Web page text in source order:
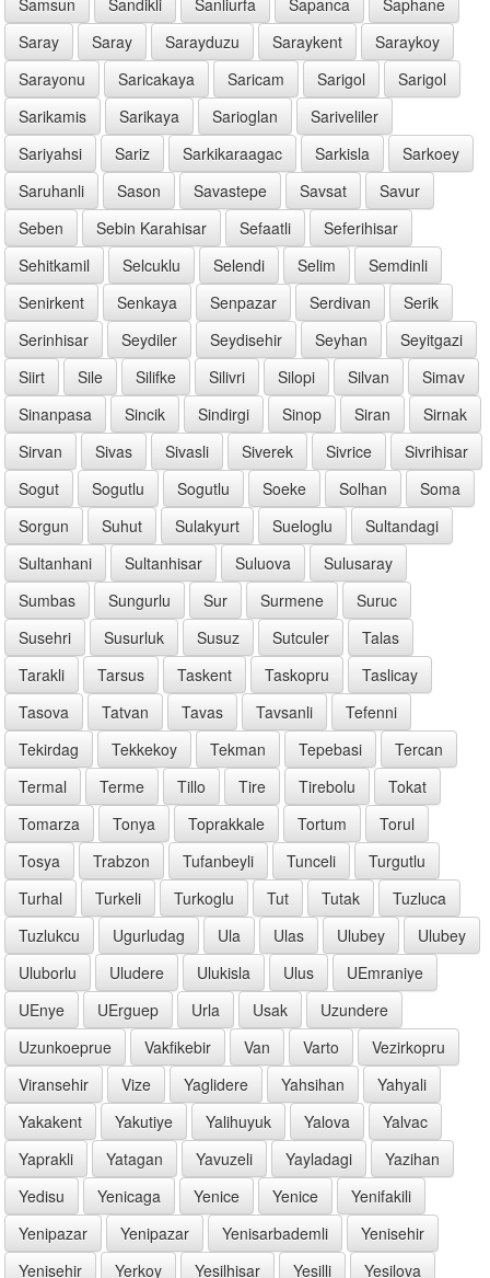
Saray
Saray Sarayduzu Saraykent
Saraykoy
Sarayonu
Saricakaya Saricam Sarigol
Sarigol
Sarikamis
Sarikaya Sarioglan
Sariveliler
Sariyahsi
Sariz Sarkikaraagac Sarkisla
Sarkoey
Saruhanli
Sason Savastepe Savsat
Savur
Seben
Sebin Karahisar Sefaatli
Seferihisar
Sehitkamil
Selcuklu Selendi Selim
Semdinli
Senirkent
Senkaya Senpazar Serdivan
Serik
Serinhisar
Seydiler Seydisehir Seyhan
Seyitgazi
Siirt
Sile Silifke Silivri Silopi Silvan
Simav
Sinanpasa
Sincik Sindirgi Sinop Siran
Sirnak
Sirvan
Sivas Sivasli Siverek Sivrice
Sivrihisar
Sogut
Sogutlu Sogutlu Soeke Solhan
Soma
Sorgun
Suhut Sulakyurt Sueloglu
Sultandagi
Sultanhani
Sultanhisar Suluova
Sulusaray
Sumbas
Sungurlu Sur Surmene
Suruc
Susehri
Susurluk Susuz Sutculer
Talas
Tarakli
Tarsus Taskent Taskopru
Taslicay
Tasova
Tatvan Tavas Tavsanli
Tefenni
Tekirdag
Tekkekoy Tekman Tepebasi
Tercan
Termal
Terme Tillo Tire Tirebolu
Tokat
Tomarza
Tonya Toprakkale Tortum
Torul
Tosya
Trabzon Tufanbeyli Tunceli
Turgutlu
Turhal
Turkeli Turkoglu Tut Tutak
Tuzluca
Tuzlukcu
Ugurludag Ula Ulas Ulubey
Ulubey
Uluborlu
Uludere Ulukisla Ulus
UEmraniye
UEnye
UErguep Urla Usak
Uzundere
Uzunkoeprue
Vakfikebir Van Varto
Vezirkopru
Viransehir
Vize Yaglidere Yahsihan
Yahyali
Yakakent
Yakutiye Yalihuyuk Yalova
Yalvac
Yaprakli
Yatagan Yavuzeli Yayladagi
Yazihan
Yedisu
Yenicaga Yenice Yenice
Yenifakili
Yenipazar
Yenipazar Yenisarbademli
Yenisehir
Yenisehir
Yerkoy Yesilhisar Yesilli
Yesilova